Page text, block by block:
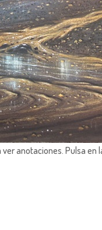
anotaciones. Pulsa en